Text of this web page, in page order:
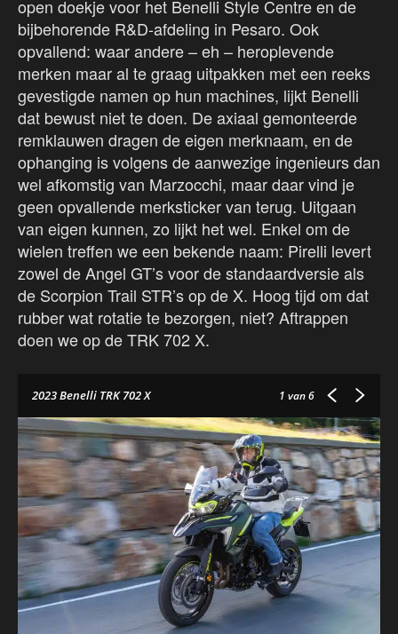
open doekje voor het Benelli Style Centre en de
bijbehorende R&D-afdeling in Pesaro. Ook
opvallend: waar andere – eh – heroplevende
merken maar al te graag uitpakken met een reeks
gevestigde namen op hun machines, lijkt Benelli
dat bewust niet te doen. De axiaal gemonteerde
remklauwen dragen de eigen merknaam, en de
ophanging is volgens de aanwezige ingenieurs dan
wel afkomstig van Marzocchi, maar daar vind je
geen opvallende merksticker van terug. Uitgaan
van eigen kunnen, zo lijkt het wel. Enkel om de
wielen treffen we een bekende naam: Pirelli levert
zowel de Angel GT’s voor de standaardversie als
de Scorpion Trail STR’s op de X. Hoog tijd om dat
rubber wat rotatie te bezorgen, niet? Aftrappen
doen we op de TRK 702 X.
2023 Benelli TRK 702 X 1 van 6